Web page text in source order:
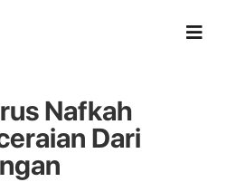

Nafkah
Dari